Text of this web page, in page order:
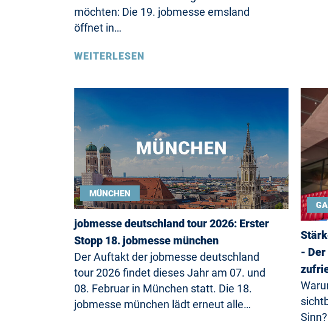
möchten: Die 19. jobmesse emsland
öffnet in…
WEITERLESEN
MÜNCHEN
jobmesse deutschland tour 2026: Erster
Stopp 18. jobmesse münchen
Der Auftakt der jobmesse deutschland
tour 2026 findet dieses Jahr am 07. und
08. Februar in München statt. Die 18.
jobmesse münchen lädt erneut alle…
-